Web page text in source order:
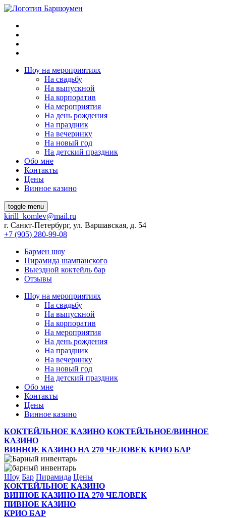
Шоу на мeроприятиях
На свaдьбу
Нa выпускной
На корпоратив
На мeроприятия
На день рождения
На праздник
На вечеринку
Нa новый год
На детский праздник
Обо мне
Контакты
Цeны
Винное казино
toggle menu
kirill_komlev@mail.ru
г. Санкт-Петербург, ул. Варшавская, д. 54
+7 (905) 280-99-08
Бармен шоу
Пирамида шампанского
Выездной коктейль бар
Отзывы
Шоу на мeроприятиях
На свaдьбу
Нa выпускной
На корпоратив
На мeроприятия
На день рождения
На праздник
На вечеринку
Нa новый год
На детский праздник
Обо мне
Контакты
Цeны
Винное казино
КОКТЕЙЛЬНОЕ КАЗИНО КОКТЕЙЛЬНОЕ/ВИННОЕ
КАЗИНО
ВИННОЕ КАЗИНО НА 270 ЧЕЛОВЕК КРИО БАР
Шоу Бар Пирамида Цены
КОКТЕЙЛЬНОЕ КАЗИНО
ВИННОЕ КАЗИНО НА 270 ЧЕЛОВЕК
ПИВНОЕ КАЗИНО
КРИО БАР